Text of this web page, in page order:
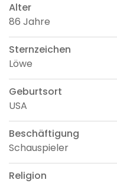
Alter
86 Jahre
Sternzeichen
Löwe
Geburtsort
USA
Beschäftigung
Schauspieler
Religion